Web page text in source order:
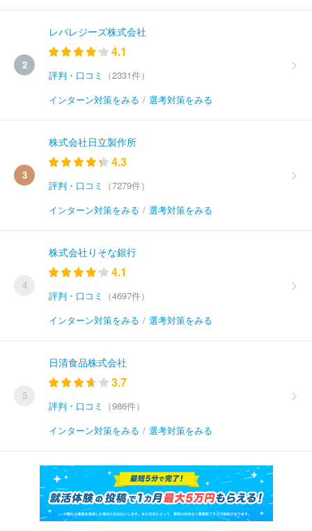
2
レバレジーズ株式会社
4.1
評判・口コミ
（2331件）
インターン対策をみる / 選考対策をみる
3
株式会社日立製作所
4.3
評判・口コミ
（7279件）
インターン対策をみる / 選考対策をみる
4
株式会社りそな銀行
4.1
評判・口コミ
（4697件）
インターン対策をみる / 選考対策をみる
5
日清食品株式会社
3.7
評判・口コミ
（986件）
インターン対策をみる / 選考対策をみる